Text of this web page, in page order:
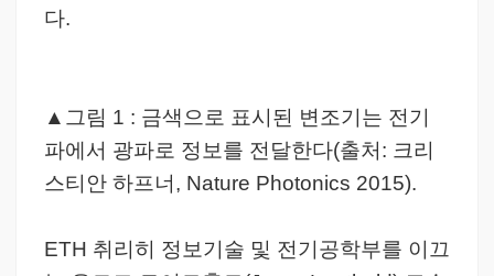
다.
▲그림 1 : 금색으로 표시된 변조기는 전기
파에서 광파로 정보를 전달한다(출처: 크리
스티안 하프너, Nature Photonics 2015).
ETH 취리히 정보기술 및 전기공학부를 이끄